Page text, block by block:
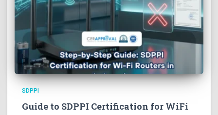
SDPPI
Guide to SDPPI Certification for WiFi